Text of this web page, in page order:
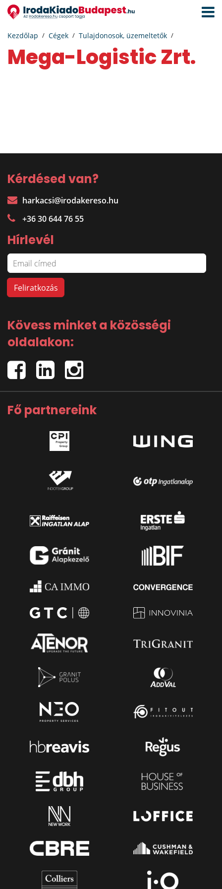
Kezdőlap Cégek Tulajdonosok, üzemeltetők
Mega-Logistic Zrt.
Kérdésed van?
harkacsi@irodakereso.hu
+36 30 644 76 55
Hírlevél
Kövess minket a közösségi
oldalakon:
Fő partnereink